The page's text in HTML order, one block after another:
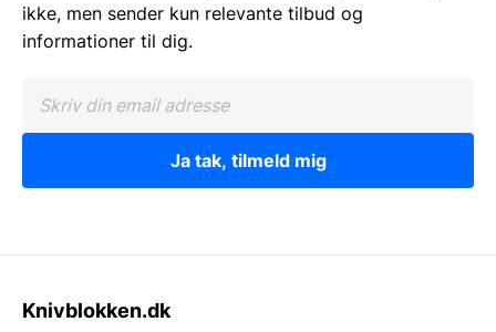
ikke, men sender kun relevante tilbud og
informationer til dig.
Ja tak, tilmeld mig
Knivblokken.dk